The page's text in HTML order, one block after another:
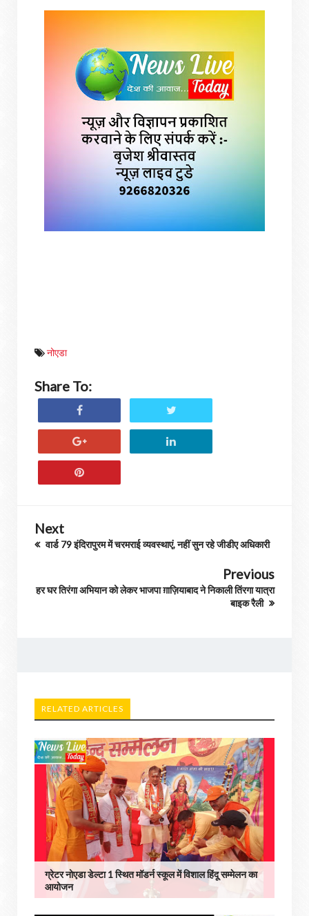
नोएडा
Share To:
Next
वार्ड 79 इंदिरापुरम में चरमराई व्यवस्थाएं, नहीं सुन रहे जीडीए अधिकारी
Previous
हर घर तिरंगा अभियान को लेकर भाजपा ग़ाज़ियाबाद ने निकाली तिंरगा यात्रा
बाइक रैली
RELATED ARTICLES
ग्रेटर नोएडा डेल्टा 1 स्थित मॉडर्न स्कूल में विशाल हिंदू सम्मेलन का
आयोजन